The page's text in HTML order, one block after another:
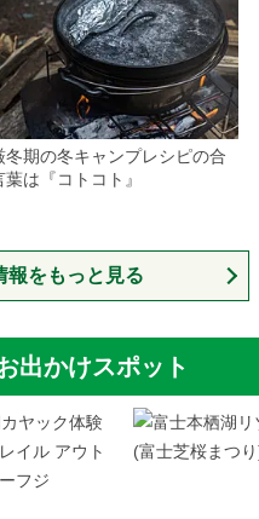
冬期の冬キャンプレシピの合
葉は『コトコト』
報をもっと見る
出かけスポット